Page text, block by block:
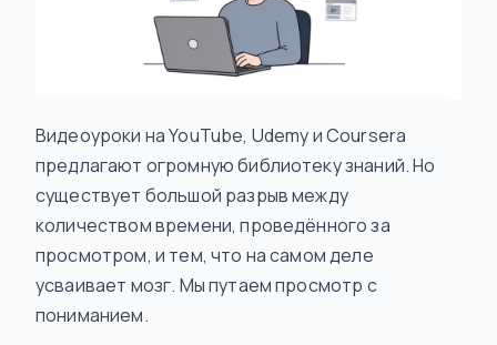
Видеоуроки на YouTube, Udemy и Coursera
предлагают огромную библиотеку знаний. Но
существует большой разрыв между
количеством времени, проведённого за
просмотром, и тем, что на самом деле
усваивает мозг. Мы путаем просмотр с
пониманием.